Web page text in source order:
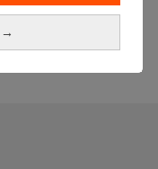
→
du inte"